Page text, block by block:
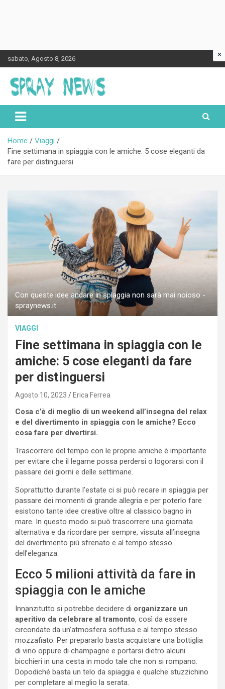
to
content
sabato, Agosto 8, 2026
Spraynews.it
Home
Viaggi
Fine settimana in spiaggia con le amiche: 5 cose eleganti da
fare per distinguersi
Con queste idee andare in spiaggia non sarà mai noioso -
spraynews.it
VIAGGI
Fine settimana in spiaggia con le
amiche: 5 cose eleganti da fare
per distinguersi
Agosto 10, 2023 Erica Ferrea
Cosa c’è di meglio di un weekend all’insegna del relax
e del divertimento in spiaggia con le amiche? Ecco
cosa fare per divertirsi.
Trascorrere del tempo con le proprie amiche è importante
per evitare che il legame possa perdersi o logorarsi con il
passare dei giorni e delle settimane.
Soprattutto durante l’estate ci si può recare in spiaggia per
passare dei momenti di grande allegria e per poterlo fare
esistono tante idee creative oltre al classico bagno in
mare. In questo modo si può trascorrere una giornata
alternativa e da ricordare per sempre, vissuta all’insegna
del divertimento più sfrenato e al tempo stesso
dell’eleganza.
Ecco 5 milioni attività da fare in
spiaggia con le amiche
Innanzitutto si potrebbe decidere di organizzare un
aperitivo da celebrare al tramonto, così da essere
circondate da un’atmosfera soffusa e al tempo stesso
mozzafiato. Per prepararlo basta acquistare una bottiglia
di vino oppure di champagne e portarsi dietro alcuni
bicchieri in una cesta in modo tale che non si rompano.
Dopodiché basta un telo da spiaggia e qualche stuzzichino
per completare al meglio la serata.
×